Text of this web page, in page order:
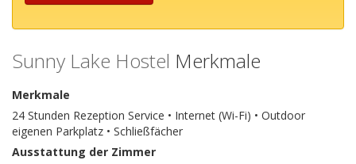
Sunny Lake Hostel Merkmale
Merkmale
24 Stunden Rezeption Service • Internet (Wi-Fi) • Outdoor
eigenen Parkplatz • Schließfächer
Ausstattung der Zimmer